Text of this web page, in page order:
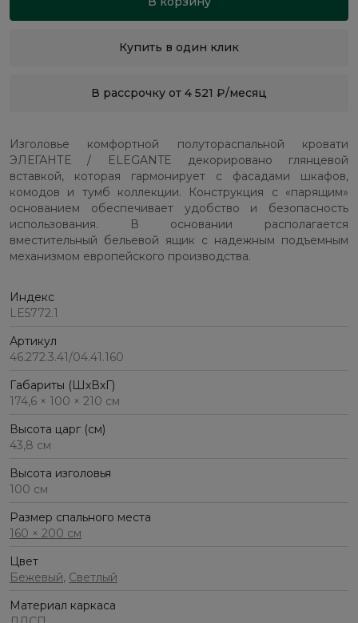
Купить в один клик
В рассрочку от 4 521 ₽/месяц
Изголовье комфортной полутораспальной кровати
ЭЛЕГАНТЕ / ELEGANTE декорировано глянцевой
вставкой, которая гармонирует с фасадами шкафов,
комодов и тумб коллекции. Конструкция с «парящим»
основанием обеспечивает удобство и безопасность
использования. В основании располагается
вместительный бельевой ящик с надежным подъемным
механизмом европейского производства.
Индекс
LE5772.1
Артикул
46.272.3.41/04.41.160
Габариты (ШхВхГ)
174,6 × 100 × 210 см
Высота царг (см)
43,8 см
Высота изголовья
100 см
Размер спального места
160 × 200 см
Цвет
Бежевый, Светлый
Материал каркаса